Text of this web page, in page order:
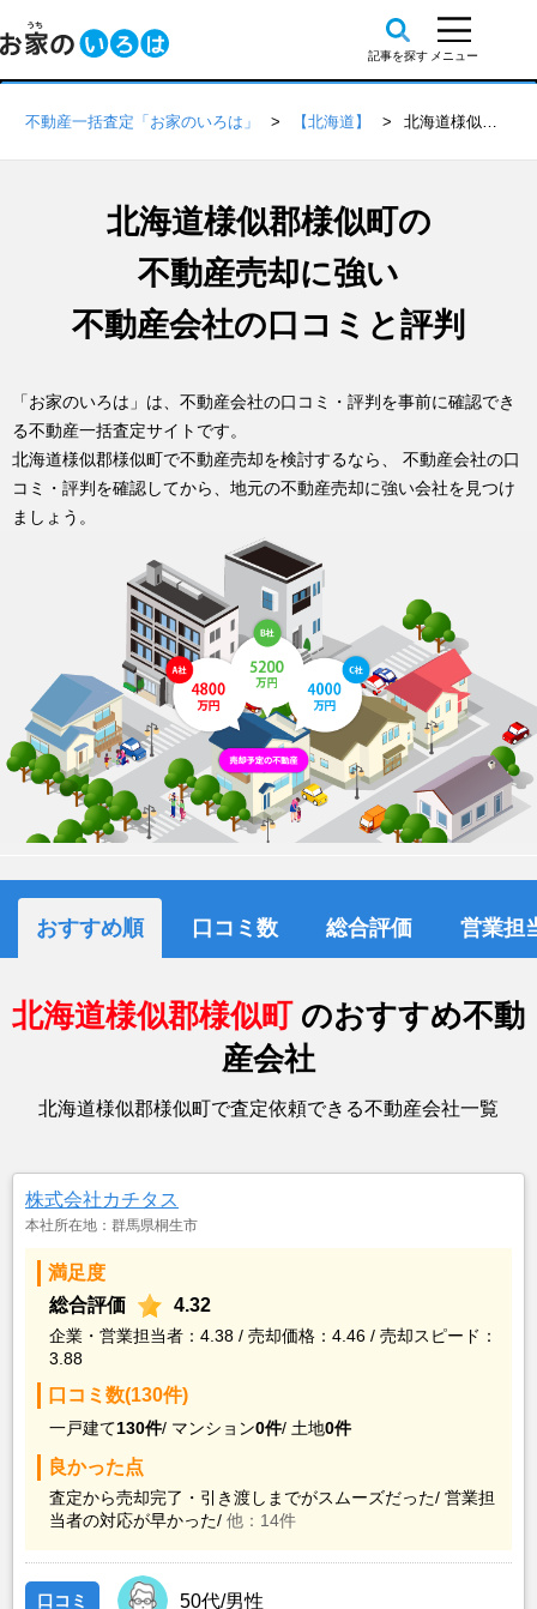
不動産一括査定「お家のいろは」 【北海道】 北海道様似郡様似町の不動産会社 口コミ・評判一覧
北海道様似郡様似町の
不動産売却に強い
不動産会社の口コミと評判
「お家のいろは」は、不動産会社の口コミ・評判を事前に確認でき
る不動産一括査定サイトです。
北海道様似郡様似町で不動産売却を検討するなら、 不動産会社の口
コミ・評判を確認してから、地元の不動産売却に強い会社を見つけ
ましょう。
おすすめ順 口コミ数 総合評価 営業担
北海道様似郡様似町 のおすすめ不動
産会社
北海道様似郡様似町で査定依頼できる不動産会社一覧
株式会社カチタス
本社所在地：群馬県桐生市
満足度
総合評価
4.32
企業・営業担当者：4.38 / 売却価格：4.46 / 売却スピード：
3.88
口コミ数(130件)
一戸建て130件/ マンション0件/ 土地0件
良かった点
査定から売却完了・引き渡しまでがスムーズだった/ 営業担
当者の対応が早かった/ 他：14件
口コミ 50代/男性